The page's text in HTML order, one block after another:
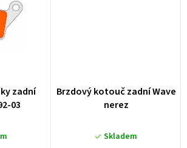
zadní
03
Brzdový kotouč zadní Wave
nerez
Skladem